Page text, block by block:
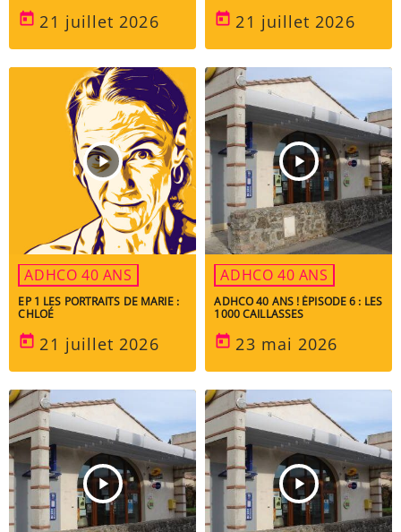
today 21 juillet 2026 today 21 juillet 2026
play_arrow
ADHCO 40 ANS
EP 1 LES PORTRAITS DE MARIE :
CHLOÉ
today 21 juillet 2026
play_arrow
ADHCO 40 ANS
ADHCO 40 ANS ! ÉPISODE 6 : LES
1000 CAILLASSES
today 23 mai 2026
play_arrow play_arrow